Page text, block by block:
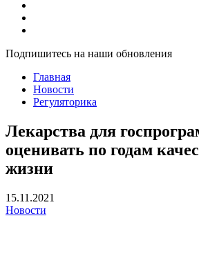
Подпишитесь на наши обновления
Главная
Новости
Регуляторика
Лекарства для
оценивать по годам
жизни
15.11.2021
Новости